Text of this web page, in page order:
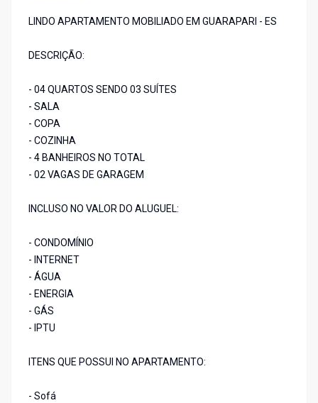
LINDO APARTAMENTO MOBILIADO EM GUARAPARI - ES
DESCRIÇÃO:
- 04 QUARTOS SENDO 03 SUÍTES
- SALA
- COPA
- COZINHA
- 4 BANHEIROS NO TOTAL
- 02 VAGAS DE GARAGEM
INCLUSO NO VALOR DO ALUGUEL:
- CONDOMÍNIO
- INTERNET
- ÁGUA
- ENERGIA
- GÁS
- IPTU
ITENS QUE POSSUI NO APARTAMENTO:
- Sofá